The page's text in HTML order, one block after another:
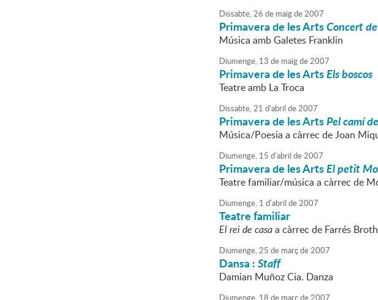
Dissabte,26 de maigde2007
Primavera de les ArtsConcert
Música amb Galetes Franklin
Diumenge, 13 de maigde2007
Primavera de les ArtsEls boscos
Teatre amb La Troca
Dissabte,21 d'abril de2007
Primavera de les ArtsPel camí
Música/Poesia a càrrec de Joan
Diumenge, 15 d'abril de2007
Primavera de les ArtsEl petit
Teatre familiar/música a càrrec de
Diumenge, 1 d'abril de2007
Teatre familiar
El rei de casaa càrrec de Farrés
Diumenge,25 de marçde2007
Dansa :Staff
Damian Muñoz Cia. Danza
Diumenge, 18 de marçde2007